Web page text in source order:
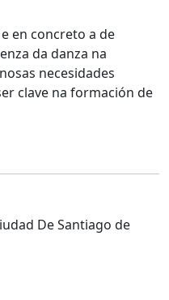
en concreto a de
da danza na
necesidades
clave na formación de
De Santiago de